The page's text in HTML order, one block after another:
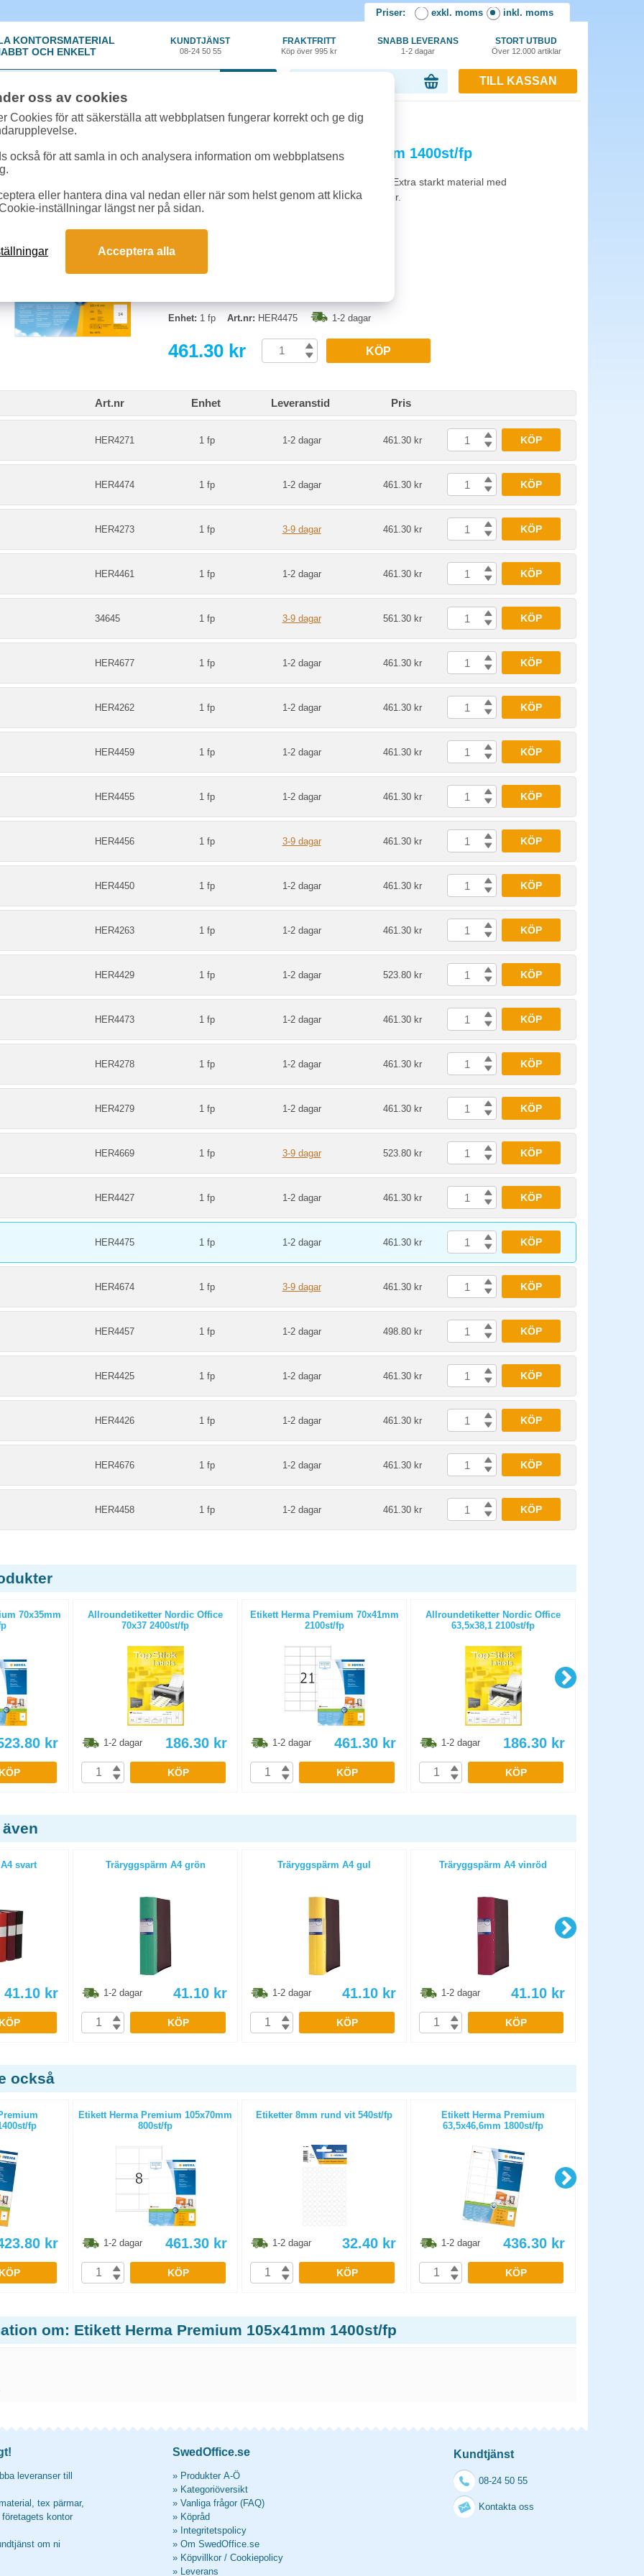
Priser: exkl. moms inkl. moms
KONTORSMATERIAL
OCH ENKELT
KUNDTJÄNST
08-24 50 55
FRAKTFRITT
Köp över 995 kr
SNABB LEVERANS
1-2 dagar
STORT UTBUD
Över 12.000 artiklar
TILL KASSAN
»Etikett Herma Premium 105x41mm 1400st/fp
Etikett Herma Premium 105x41mm 1400st/fp
Etiketter på A4-ark för utskrift i svart/vitt och färg. Extra starkt material med
säkerhetskant för garanterat störningsfria utskrifter.
Begränsad returrätt
Enhet: 1 fp Art.nr: HER4475 1-2 dagar
461.30 kr KÖP
Art.nr Enhet Leveranstid Pris
HER4271 1 fp 1-2 dagar 461.30 kr KÖP
HER4474 1 fp 1-2 dagar 461.30 kr KÖP
HER4273 1 fp 3-9 dagar 461.30 kr KÖP
HER4461 1 fp 1-2 dagar 461.30 kr KÖP
34645 1 fp 3-9 dagar 561.30 kr KÖP
HER4677 1 fp 1-2 dagar 461.30 kr KÖP
HER4262 1 fp 1-2 dagar 461.30 kr KÖP
HER4459 1 fp 1-2 dagar 461.30 kr KÖP
HER4455 1 fp 1-2 dagar 461.30 kr KÖP
HER4456 1 fp 3-9 dagar 461.30 kr KÖP
HER4450 1 fp 1-2 dagar 461.30 kr KÖP
HER4263 1 fp 1-2 dagar 461.30 kr KÖP
HER4429 1 fp 1-2 dagar 523.80 kr KÖP
HER4473 1 fp 1-2 dagar 461.30 kr KÖP
HER4278 1 fp 1-2 dagar 461.30 kr KÖP
HER4279 1 fp 1-2 dagar 461.30 kr KÖP
HER4669 1 fp 3-9 dagar 523.80 kr KÖP
HER4427 1 fp 1-2 dagar 461.30 kr KÖP
HER4475 1 fp 1-2 dagar 461.30 kr KÖP
HER4674 1 fp 3-9 dagar 461.30 kr KÖP
HER4457 1 fp 1-2 dagar 498.80 kr KÖP
HER4425 1 fp 1-2 dagar 461.30 kr KÖP
HER4426 1 fp 1-2 dagar 461.30 kr KÖP
HER4676 1 fp 1-2 dagar 461.30 kr KÖP
HER4458 1 fp 1-2 dagar 461.30 kr KÖP
70x35mm
kr
KÖP
Allroundetiketter Nordic Office
70x37 2400st/fp
1-2 dagar 186.30 kr
KÖP
Etikett Herma Premium 70x41mm
2100st/fp
1-2 dagar 461.30 kr
KÖP
Allroundetiketter Nordic Office
63,5x38,1 2100st/fp
1-2 dagar 186.30 kr
KÖP
svart
41.10 kr
KÖP
Träryggspärm A4 grön
1-2 dagar 41.10 kr
KÖP
Träryggspärm A4 gul
1-2 dagar 41.10 kr
KÖP
Träryggspärm A4 vinröd
1-2 dagar 41.10 kr
KÖP
också
fp
kr
KÖP
Etikett Herma Premium 105x70mm
800st/fp
1-2 dagar 461.30 kr
KÖP
Etiketter 8mm rund vit 540st/fp
1-2 dagar 32.40 kr
KÖP
Etikett Herma Premium
63,5x46,6mm 1800st/fp
1-2 dagar 436.30 kr
KÖP
om: Etikett Herma Premium 105x41mm 1400st/fp
leveranser till
tex pärmar,
kontor
om ni
SwedOffice.se
» Produkter A-Ö
» Kategoriöversikt
» Vanliga frågor (FAQ)
» Köpråd
» Integritetspolicy
» Om SwedOffice.se
» Köpvillkor / Cookiepolicy
» Leverans
Kundtjänst
08-24 50 55
Kontakta oss
oss av cookies
Cookies för att säkerställa att webbplatsen fungerar korrekt och ge dig
också för att samla in och analysera information om webbplatsens
eller hantera dina val nedan eller när som helst genom att klicka
inställningar längst ner på sidan.
Acceptera alla